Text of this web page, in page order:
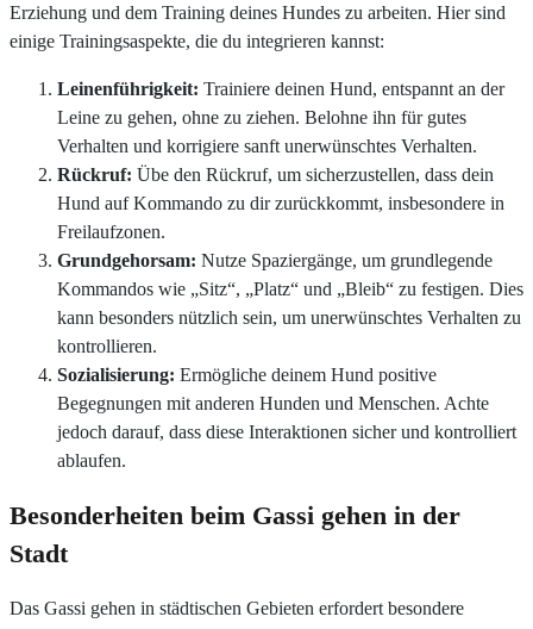
Erziehung und dem Training deines Hundes zu arbeiten. Hier sind
einige Trainingsaspekte, die du integrieren kannst:
Leinenführigkeit: Trainiere deinen Hund, entspannt an der
Leine zu gehen, ohne zu ziehen. Belohne ihn für gutes
Verhalten und korrigiere sanft unerwünschtes Verhalten.
Rückruf: Übe den Rückruf, um sicherzustellen, dass dein
Hund auf Kommando zu dir zurückkommt, insbesondere in
Freilaufzonen.
Grundgehorsam: Nutze Spaziergänge, um grundlegende
Kommandos wie „Sitz“, „Platz“ und „Bleib“ zu festigen. Dies
kann besonders nützlich sein, um unerwünschtes Verhalten zu
kontrollieren.
Sozialisierung: Ermögliche deinem Hund positive
Begegnungen mit anderen Hunden und Menschen. Achte
jedoch darauf, dass diese Interaktionen sicher und kontrolliert
ablaufen.
Besonderheiten beim Gassi gehen in der
Stadt
Das Gassi gehen in städtischen Gebieten erfordert besondere